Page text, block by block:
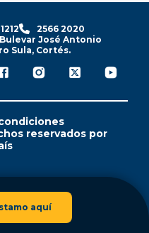
aquí
2566 2020
José Antonio
Sula, Cortés.
reservados por